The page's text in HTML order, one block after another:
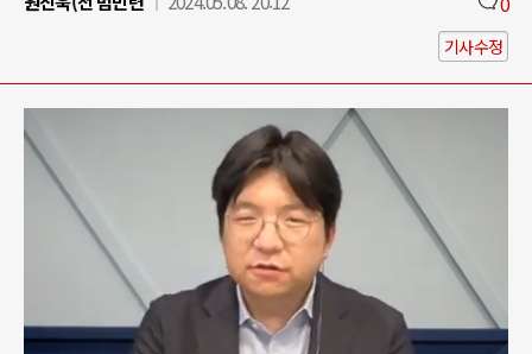
기사수정